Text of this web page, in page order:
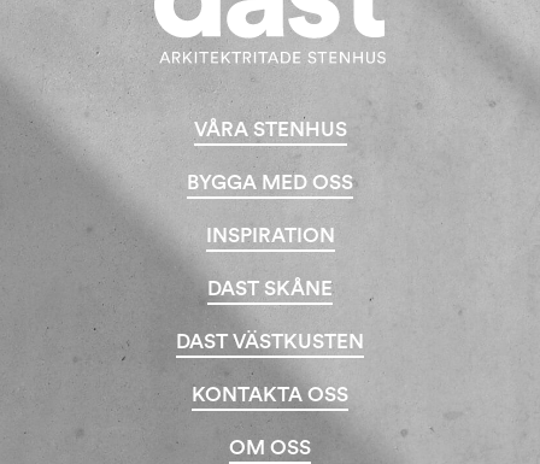
VÅRA STENHUS
BYGGA MED OSS
INSPIRATION
DAST SKÅNE
DAST VÄSTKUSTEN
KONTAKTA OSS
OM OSS